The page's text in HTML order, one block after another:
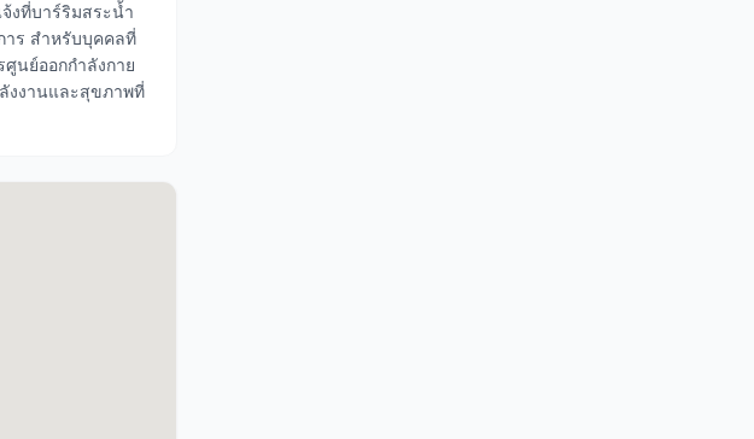
งที่บาร์ริมสระน้ำ
าร สำหรับบุคคลที่
ศูนย์ออกกำลังกาย
งงานและสุขภาพที่